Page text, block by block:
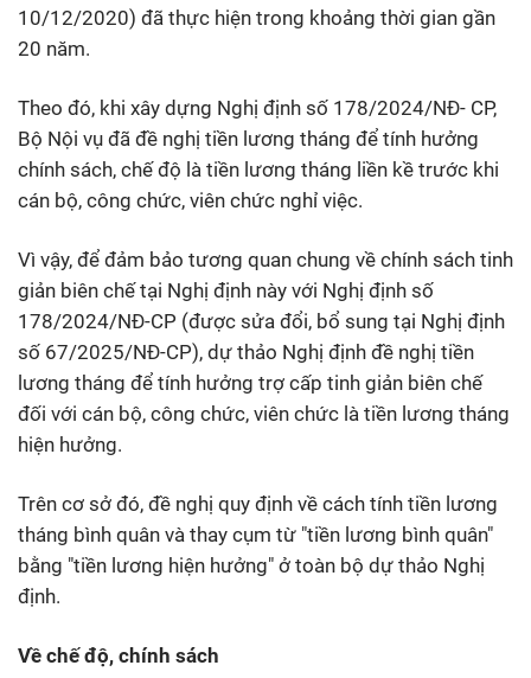
10/12/2020) đã thực hiện trong khoảng thời gian gần
20 năm.
Theo đó, khi xây dựng Nghị định số 178/2024/NĐ- CP,
Bộ Nội vụ đã đề nghị tiền lương tháng để tính hưởng
chính sách, chế độ là tiền lương tháng liền kề trước khi
cán bộ, công chức, viên chức nghỉ việc.
Vì vậy, để đảm bảo tương quan chung về chính sách tinh
giản biên chế tại Nghị định này với Nghị định số
178/2024/NĐ-CP (được sửa đổi, bổ sung tại Nghị định
số 67/2025/NĐ-CP), dự thảo Nghị định đề nghị tiền
lương tháng để tính hưởng trợ cấp tinh giản biên chế
đối với cán bộ, công chức, viên chức là tiền lương tháng
hiện hưởng.
Trên cơ sở đó, đề nghị quy định về cách tính tiền lương
tháng bình quân và thay cụm từ "tiền lương bình quân"
bằng "tiền lương hiện hưởng" ở toàn bộ dự thảo Nghị
định.
Về chế độ, chính sách